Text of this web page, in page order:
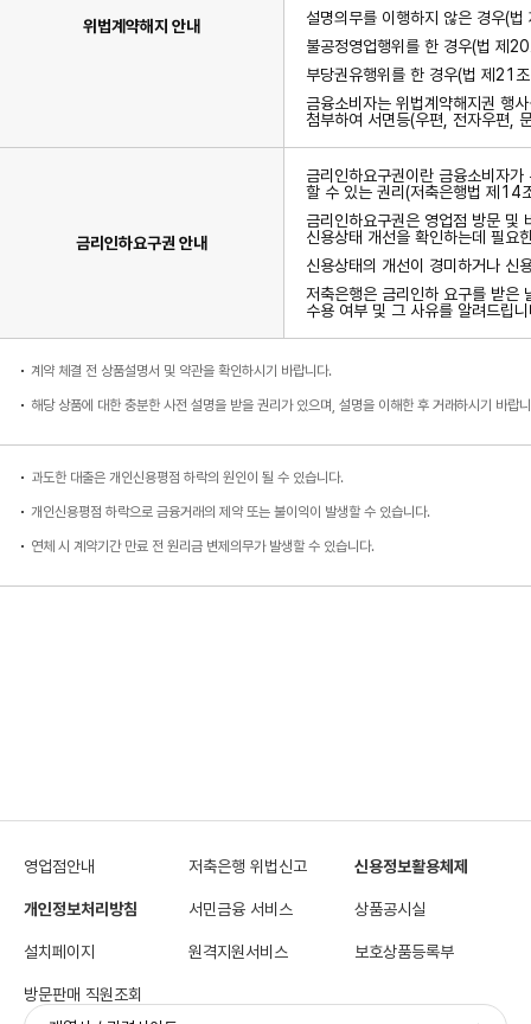
위법계약해지 안내
설명의무를 이행하지 않은 경우(
불공정영업행위를 한 경우(법 제
부당권유행위를 한 경우(법 제21
금융소비자는 위법계약해지권 행
첨부하여 서면등(우편, 전자우편,
금리인하요구권 안내
금리인하요구권이란 금융소비자
할 수 있는 권리(저축은행법 제14
금리인하요구권은 영업점 방문 및
신용상태 개선을 확인하는데 필요
신용상태의 개선이 경미하거나 신
저축은행은 금리인하 요구를 받은
수용 여부 및 그 사유를 알려드립
계약 체결 전 상품설명서 및 약관을 확인하시기 바랍니다.
해당 상품에 대한 충분한 사전 설명을 받을 권리가 있으며, 설명을 이해한 후 거래하시기 바랍
과도한 대출은 개인신용평점 하락의 원인이 될 수 있습니다.
개인신용평점 하락으로 금융거래의 제약 또는 불이익이 발생할 수 있습니다.
연체 시 계약기간 만료 전 원리금 변제의무가 발생할 수 있습니다.
영업점안내 저축은행 위법신고 신용정보활용체제
개인정보처리방침 서민금융 서비스 상품공시실
설치페이지 원격지원서비스 보호상품등록부
방문판매 직원조회